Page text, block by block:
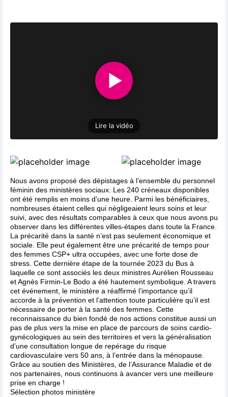
Lire la vidéo
Nous avons proposé des dépistages à l’ensemble du personnel
féminin des ministères sociaux. Les 240 créneaux disponibles
ont été remplis en moins d’une heure. Parmi les bénéficiaires,
nombreuses étaient celles qui négligeaient leurs soins et leur
suivi, avec des résultats comparables à ceux que nous avons pu
observer dans les différentes villes-étapes dans toute la France.
La précarité dans la santé n’est pas seulement économique et
sociale. Elle peut également être une précarité de temps pour
des femmes CSP+ ultra occupées, avec une forte dose de
stress. Cette dernière étape de la tournée 2023 du Bus à
laquelle ce sont associés les deux ministres Aurélien Rousseau
et Agnès Firmin-Le Bodo a été hautement symbolique. A travers
cet événement, le ministère a réaffirmé l’importance qu’il
accorde à la prévention et l’attention toute particulière qu’il est
nécessaire de porter à la santé des femmes. Cette
reconnaissance du bien fondé de nos actions constitue aussi un
pas de plus vers la mise en place de parcours de soins cardio-
gynécologiques au sein des territoires et vers la généralisation
d’une consultation longue de repérage du risque
cardiovasculaire vers 50 ans, à l’entrée dans la ménopause.
Grâce au soutien des Ministères, de l’Assurance Maladie et de
nos partenaires, nous continuons à avancer vers une meilleure
prise en charge !
Sélection photos ministère